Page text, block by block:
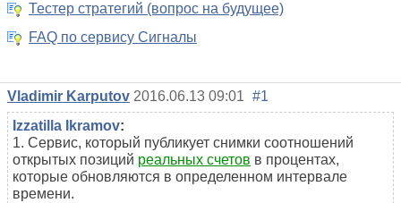
Тестер стратегий (вопрос на будущее)
FAQ по сервису Сигналы
Vladimir Karputov 2016.06.13 09:01 #1
Izzatilla Ikramov:
1. Сервис, который публикует снимки соотношений
открытых позиций реальных счетов в процентах,
которые обновляются в определенном интервале
времени.